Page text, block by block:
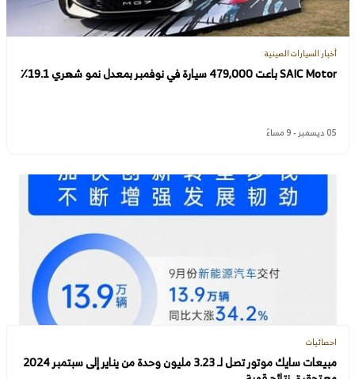
أخبار السيارات الصينية
SAIC Motor باعت 479,000 سيارة في نوفمبر بمعدل نمو شهري 19.1٪
05 ديسمبر - 9 مساءً
احصائيات
مبيعات سايك موتور تصل لـ 3.23 مليون وحدة من يناير إلى سبتمبر 2024